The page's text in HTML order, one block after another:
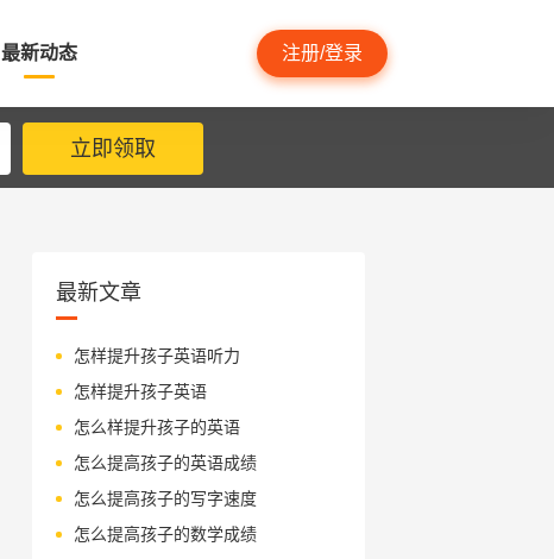
最新动态 注册/登录
立即领取
最新文章
怎样提升孩子英语听力
怎样提升孩子英语
怎么样提升孩子的英语
怎么提高孩子的英语成绩
怎么提高孩子的写字速度
怎么提高孩子的数学成绩